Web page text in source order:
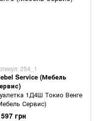
254_1
Service (Мебель
1Д4Ш Токио Венге
Сервис)
грн